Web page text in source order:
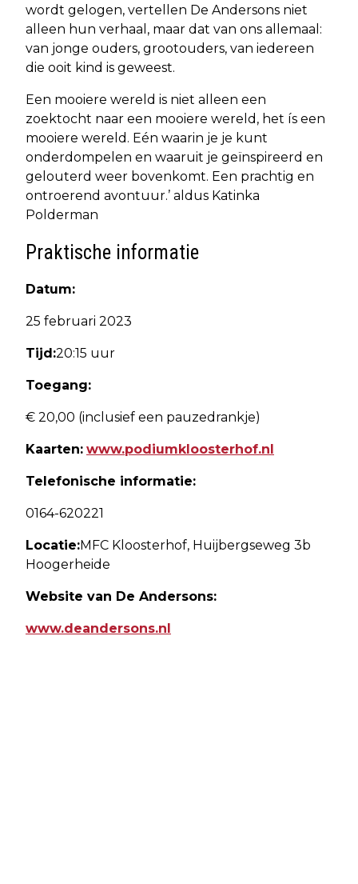
wordt gelogen, vertellen De Andersons niet
alleen hun verhaal, maar dat van ons allemaal:
van jonge ouders, grootouders, van iedereen
die ooit kind is geweest.
Een mooiere wereld is niet alleen een
zoektocht naar een mooiere wereld, het ís een
mooiere wereld. Eén waarin je je kunt
onderdompelen en waaruit je geïnspireerd en
gelouterd weer bovenkomt. Een prachtig en
ontroerend avontuur.’ aldus Katinka
Polderman
Praktische informatie
Datum:
25 februari 2023
Tijd:20:15 uur
Toegang:
€ 20,00 (inclusief een pauzedrankje)
Kaarten: www.podiumkloosterhof.nl
Telefonische informatie:
0164-620221
Locatie:MFC Kloosterhof, Huijbergseweg 3b
Hoogerheide
Website van De Andersons:
www.deandersons.nl